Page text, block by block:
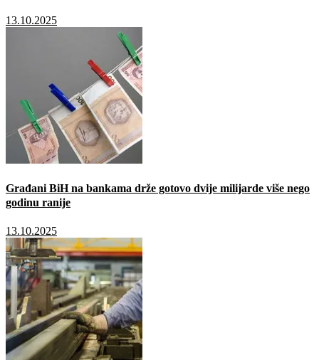
13.10.2025
Građani BiH na bankama drže gotovo dvije milijarde više nego
godinu ranije
13.10.2025